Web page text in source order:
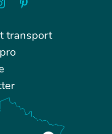
transport